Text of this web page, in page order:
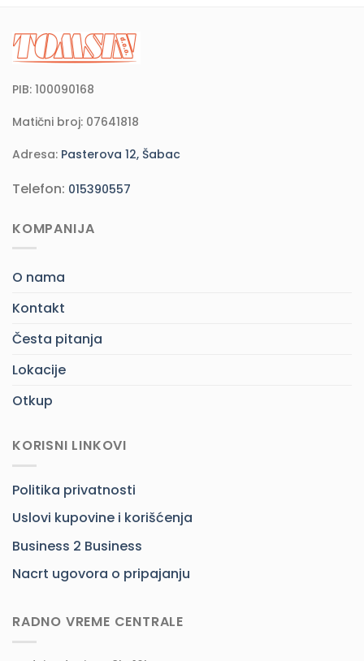
PIB: 100090168
Matični broj: 07641818
Adresa: Pasterova 12, Šabac
Telefon: 015390557
KOMPANIJA
O nama
Kontakt
Česta pitanja
Lokacije
Otkup
KORISNI LINKOVI
Politika privatnosti
Uslovi kupovine i korišćenja
Business 2 Business
Nacrt ugovora o pripajanju
RADNO VREME CENTRALE